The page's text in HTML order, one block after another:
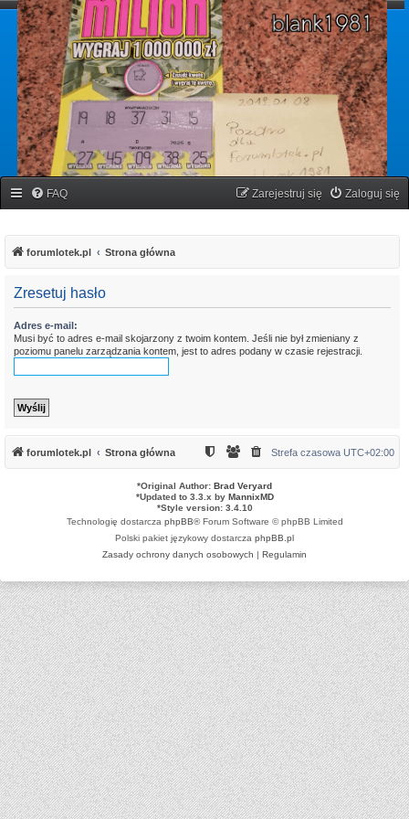
forumlotek.pl
Forum gier liczbowych
FAQ Zaloguj się
Zarejestruj się
forumlotek.pl Strona główna
Zresetuj hasło
Adres e-mail:
Musi być to adres e-mail skojarzony z twoim kontem. Jeśli nie był zmieniany z
poziomu panelu zarządzania kontem, jest to adres podany w czasie rejestracji.
forumlotek.pl Strona główna Strefa czasowa UTC+02:00
*Original Author: Brad Veryard
*Updated to 3.3.x by MannixMD
*Style version: 3.4.10
Technologię dostarcza phpBB® Forum Software © phpBB Limited
Polski pakiet językowy dostarcza phpBB.pl
Zasady ochrony danych osobowych | Regulamin